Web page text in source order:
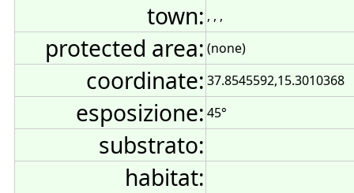
town: , , ,
protected area: (none)
coordinate: 37.8545592,15.3010368
esposizione: 45°
substrato:
habitat: